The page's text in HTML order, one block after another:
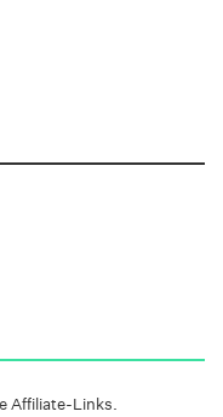
Affiliate-Links.